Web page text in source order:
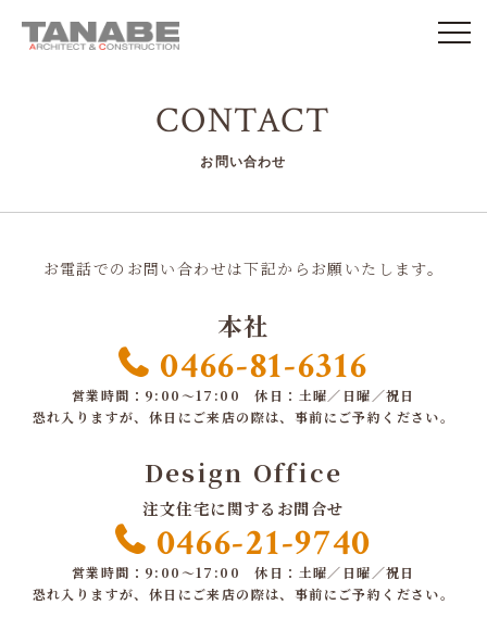
CONTACT
お問い合わせ
お電話でのお問い合わせは下記からお願いたします。
本社
0466-81-6316
営業時間：9:00～17:00 休日：土曜／日曜／祝日
恐れ入りますが、休日にご来店の際は、事前にご予約ください。
Design Office
注文住宅に関するお問合せ
0466-21-9740
営業時間：9:00～17:00 休日：土曜／日曜／祝日
恐れ入りますが、休日にご来店の際は、事前にご予約ください。